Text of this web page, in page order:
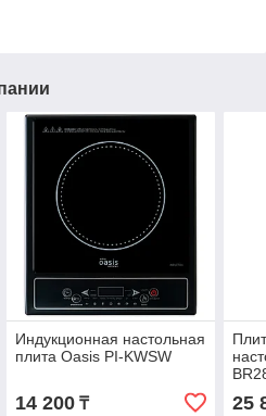
Индукционная настольная
плита Oasis PI-KWSW
14 200₸ 25